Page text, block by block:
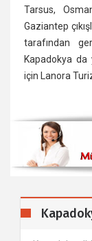
Tarsus,
Gaziantep
tarafından
Kapadokya da
için Lanora